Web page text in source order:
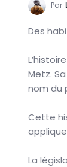
Par
Des
Metz.
nom du
Cette
La